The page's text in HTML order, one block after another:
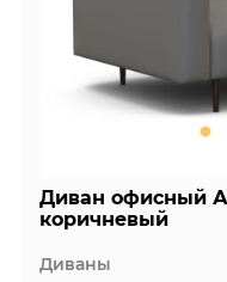
Диван офисный
коричневый
Диваны